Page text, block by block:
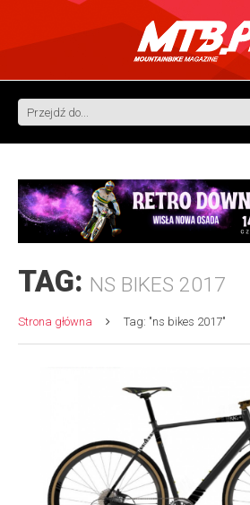
TAG: NS BIKES 2017
Strona główna Tag: "ns bikes 2017"